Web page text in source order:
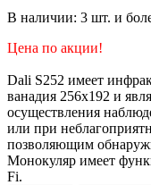
В наличии: 3 шт. и
Цена по акции!
Dali S252 имеет
ванадия 256х192 и
осуществления
или при
позволяющим
Монокуляр имеет
Fi.